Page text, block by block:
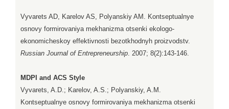
Vyvarets AD, Karelov AS, Polyanskiy AM. Kontseptualnye
osnovy formirovaniya mekhanizma otsenki ekologo-
ekonomicheskoy effektivnosti bezotkhodnyh proizvodstv.
Russian Journal of Entrepreneurship. 2007; 8(2):143-146.
MDPI and ACS Style
Vyvarets, A.D.; Karelov, A.S.; Polyanskiy, A.M.
Kontseptualnye osnovy formirovaniya mekhanizma otsenki